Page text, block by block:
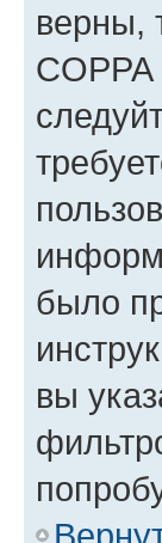
верны,
было
вы